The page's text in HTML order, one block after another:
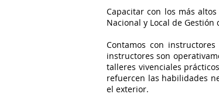
Capacitar con los más
Nacional y Local de Gestión
Contamos con
instructores son
talleres vivenciales
refuercen las habilidades
el exterior.